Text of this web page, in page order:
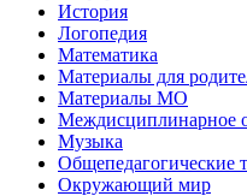
История
Логопедия
Математика
Материалы для
Материалы МО
Междисциплинарное
Музыка
Общепедагогические
Окружающий мир